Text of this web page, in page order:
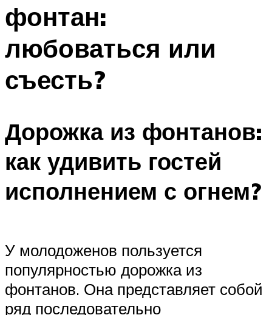
Меню
фонтан:
любоваться или
съесть?
Дорожка из фонтанов:
как удивить гостей
исполнением с огнем?
У молодоженов пользуется
популярностью дорожка из
фонтанов. Она представляет собой
ряд последовательно